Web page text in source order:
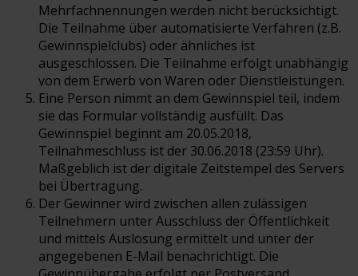
Mehrfachnennungen werden nicht berücksichtigt.
Die Teilnahme über automatisierte Verfahren (z.B.
Gewinnspielclubs) oder ähnliches ist
ausgeschlossen. Die Teilnahme erfolgt unabhängig
von dem Erwerb von Waren oder Dienstleistungen.
Eine Person nimmt an dem Gewinnspiel teil, indem
sie das Formular vollständig ausfüllt. Das
Gewinnspiel beginnt am 20.05.2018,
Teilnahmeschluss ist der 30.06.2018 (23:59 Uhr).
Maßgeblich ist der digitale Zeitstempel des Servers
bei Übertragung.
Der Gewinner wird zwischen allen zulässigen
Teilnehmern unter Ausschluss der Öffentlichkeit
und mittels Auslosung ermittelt und unter der
angegebenen E-Mail benachrichtigt. Die